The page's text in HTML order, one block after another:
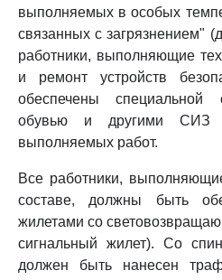
выполняемых в особых
связанных с загрязнением"
работники, выполняющие
и ремонт устройств
обеспечены специальной
обувью и другими СИЗ
выполняемых работ.
Все работники,
составе, должны быть
жилетами со
сигнальный жилет). Со
должен быть нанесен